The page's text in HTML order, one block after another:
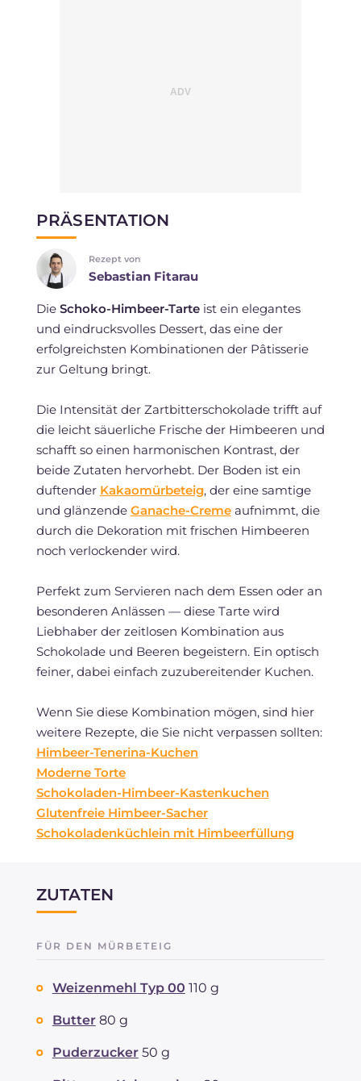
PRÄSENTATION
Rezept von
Sebastian Fitarau
Die Schoko-Himbeer-Tarteist ein elegantes
und eindrucksvolles Dessert, das eine der
erfolgreichsten Kombinationen der Pâtisserie
zur Geltung bringt.
Die Intensität der Zartbitterschokolade trifft auf
die leicht säuerliche Frische der Himbeeren und
schafft so einen harmonischen Kontrast, der
beide Zutaten hervorhebt. Der Boden ist ein
duftender Kakaomürbeteig, der eine samtige
und glänzende Ganache-Cremeaufnimmt, die
durch die Dekoration mit frischen Himbeeren
noch verlockender wird.
Perfekt zum Servieren nach dem Essen oder an
besonderen Anlässen — diese Tarte wird
Liebhaber der zeitlosen Kombination aus
Schokolade und Beeren begeistern. Ein optisch
feiner, dabei einfach zuzubereitender Kuchen.
Wenn Sie diese Kombination mögen, sind hier
weitere Rezepte, die Sie nicht verpassen sollten:
Himbeer-Tenerina-Kuchen
Moderne Torte
Schokoladen-Himbeer-Kastenkuchen
Glutenfreie Himbeer-Sacher
Schokoladenküchlein mit Himbeerfüllung
ZUTATEN
FÜR DEN MÜRBETEIG
Weizenmehl Typ 00 110 g
Butter 80 g
Puderzucker 50 g